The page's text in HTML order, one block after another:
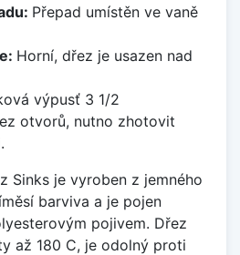
Přepad umístěn ve vaně
Horní, dřez je usazen nad
výpusť 3 1/2
otvorů, nutno zhotovit
Sinks je vyroben z jemného
barviva a je pojen
pojivem. Dřez
až 180 C, je odolný proti